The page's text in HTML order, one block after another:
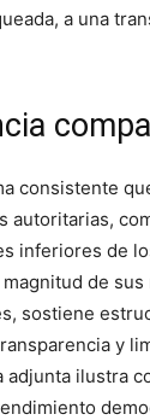
a una
consistente
inferiores de
magnitud de
sostiene
y
ilustra